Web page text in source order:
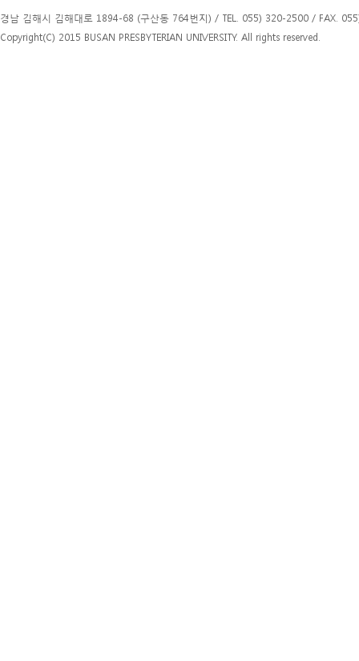
경남 김해시 김해대로 1894-68 (구산동 764번지) / TEL. 055) 320-2500 / FAX.
Copyright(C) 2015 BUSAN PRESBYTERIAN UNIVERSITY. All rights reserved.